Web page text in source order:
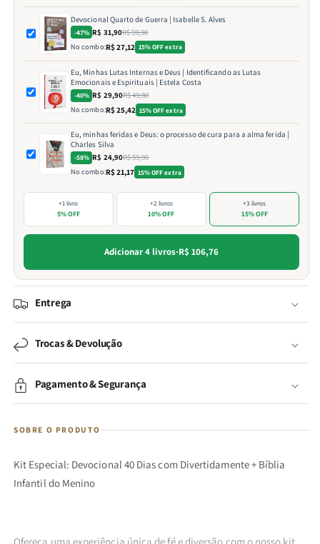
Devocional Quarto de Guerra | Isabelle S. Alves
-47% R$ 31,90R$ 59,90
No combo:R$ 27,12 15% OFF extra
Eu, Minhas Lutas Internas e Deus | Identificando as Lutas
Emocionais e Espirituais | Estela Costa
-40% R$ 29,90R$ 49,80
No combo:R$ 25,42 15% OFF extra
Eu, minhas feridas e Deus: o processo de cura para a alma ferida |
Charles Silva
-58% R$ 24,90R$ 59,90
No combo:R$ 21,17 15% OFF extra
+1 livro
5% OFF
+2 livros
10% OFF
+3 livros
15% OFF
Adicionar 4 livros·R$ 106,76
Entrega
Trocas & Devolução
Pagamento & Segurança
SOBRE O PRODUTO
Kit Especial: Devocional 40 Dias com Divertidamente + Bíblia
Infantil do Menino